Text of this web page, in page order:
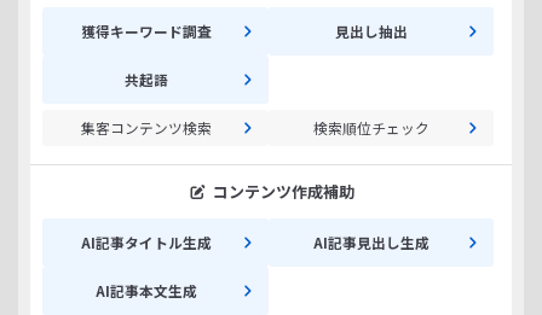
獲得キーワード調査 見出し抽出
共起語
集客コンテンツ検索 検索順位チェック
コンテンツ作成補助
AI記事タイトル生成 AI記事見出し生成
AI記事本文生成